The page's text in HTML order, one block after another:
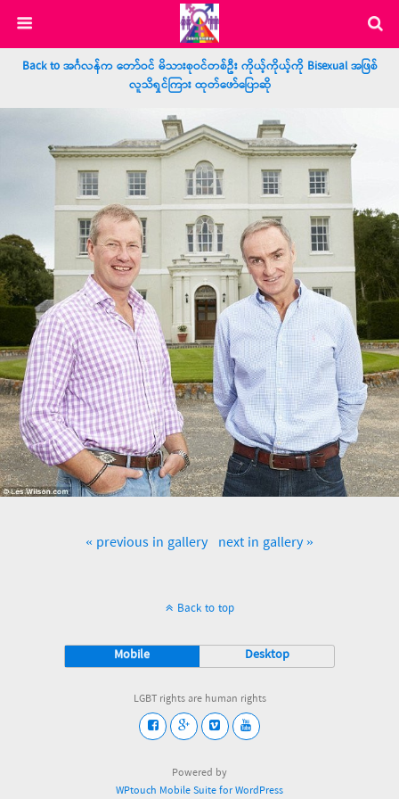
Back to အင်္ဂလန်က တော်ဝင် မိသားစုဝင်တစ်ဦး ကိုယ့်ကိုယ့်ကို Bisexual အဖြစ်
လူသိရှင်ကြား ထုတ်ဖော်ပြောဆို
« previous in gallery next in gallery »
Back to top
Mobile Desktop
LGBT rights are human rights
Powered by
WPtouch Mobile Suite for WordPress